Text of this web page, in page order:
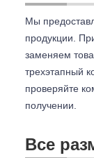
Мы
продукции.
заменяем
трехэтапный
проверяйте
получении.
Все